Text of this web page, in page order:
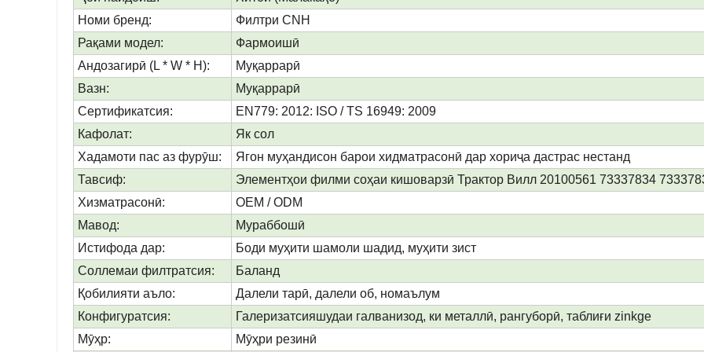
Номи бренд:
Филтри CNH
Рақами модел:
Фармоишӣ
Андозагирӣ (L * W * H):
Муқаррарӣ
Вазн:
Муқаррарӣ
Сертификатсия:
EN779: 2012: ISO / TS 16949: 2009
Кафолат:
Як сол
Хадамоти пас аз фурӯш:
Ягон муҳандисон барои хидматрасонӣ дар хориҷа дастрас нестанд
Тавсиф:
Элементҳои филми соҳаи кишоварзӣ Трактор Вилл 20100561 73337834
Хизматрасонӣ:
OEM / ODM
Мавод:
Мураббошӣ
Истифода дар:
Боди муҳити шамоли шадид, муҳити зист
Соллемаи филтратсия:
Баланд
Қобилияти аъло:
Далели тарӣ, далели об, номаълум
Конфигуратсия:
Галеризатсияшудаи галванизод, ки металлӣ, рангуборӣ, таблиғи zinkge
Мӯҳр:
Мӯҳри резинӣ